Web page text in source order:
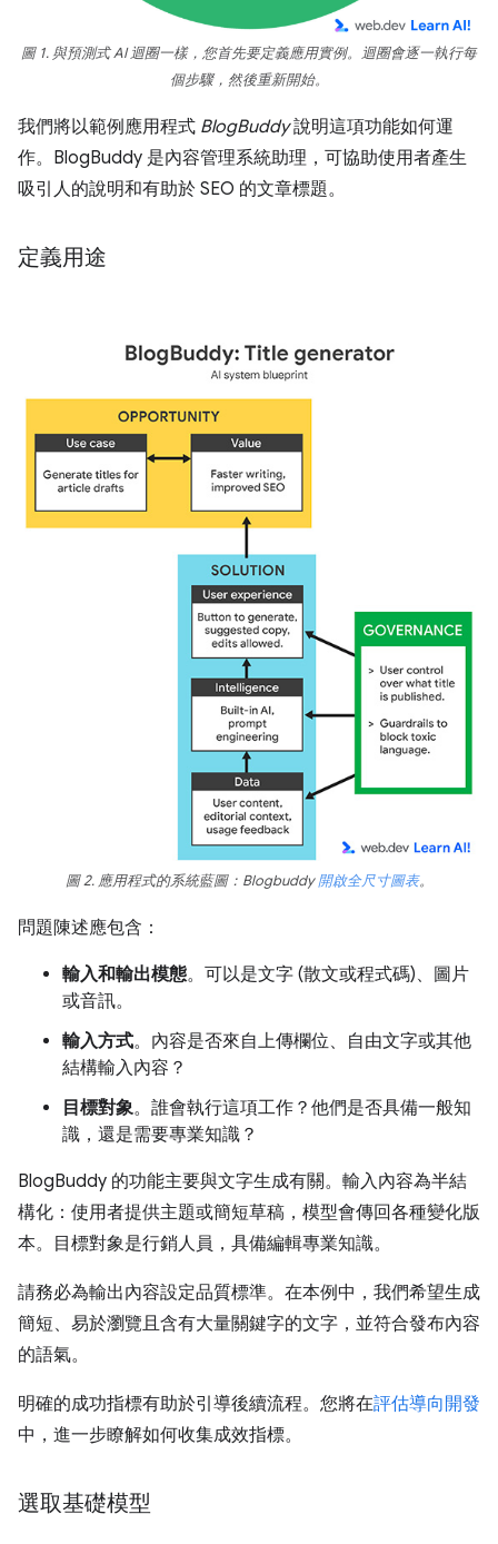
圖 1. 與預測式 AI 迴圈一樣，您首先要定義應用實例。迴圈會逐一執行每
個步驟，然後重新開始。
我們將以範例應用程式 BlogBuddy說明這項功能如何運
作。BlogBuddy 是內容管理系統助理，可協助使用者產生
吸引人的說明和有助於 SEO 的文章標題。
定義用途
圖 2. 應用程式的系統藍圖： Blogbuddy 開啟全尺寸圖表。
問題陳述應包含：
輸入和輸出模態。可以是文字 (散文或程式碼)、圖片
或音訊。
輸入方式。內容是否來自上傳欄位、自由文字或其他
結構輸入內容？
目標對象。誰會執行這項工作？他們是否具備一般知
識，還是需要專業知識？
BlogBuddy 的功能主要與文字生成有關。輸入內容為半結
構化：使用者提供主題或簡短草稿，模型會傳回各種變化版
本。目標對象是行銷人員，具備編輯專業知識。
請務必為輸出內容設定品質標準。在本例中，我們希望生成
簡短、易於瀏覽且含有大量關鍵字的文字，並符合發布內容
的語氣。
明確的成功指標有助於引導後續流程。您將在評估導向開發
中，進一步瞭解如何收集成效指標。
選取基礎模型